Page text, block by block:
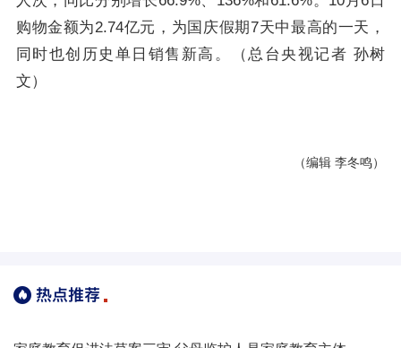
购物金额为2.74亿元，为国庆假期7天中最高的一天，
同时也创历史单日销售新高。（总台央视记者 孙树
文）
（编辑 李冬鸣）